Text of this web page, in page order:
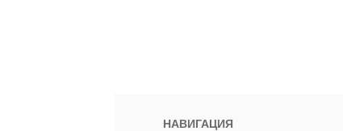
НАВИГАЦИЯ